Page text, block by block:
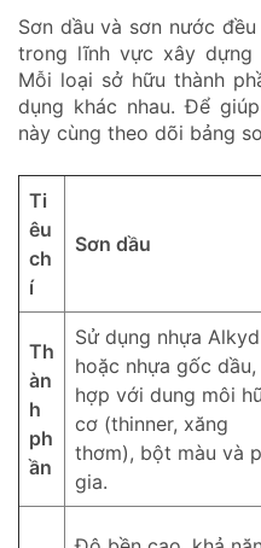
Sơn dầu và sơn nước
trong lĩnh vực xây
Mỗi loại sở hữu thành
dụng khác nhau. Để
này cùng theo dõi bảng
Ti
êu
ch
í
Sơn dầu
Th
àn
h
ph
ần
Sử dụng nhựa Alkyd
hoặc nhựa gốc
hợp với dung môi
cơ (thinner, xăng
thơm), bột màu và
gia.